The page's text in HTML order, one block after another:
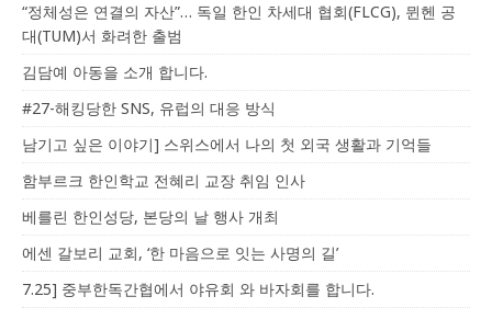
“정체성은 연결의 자산”… 독일 한인 차세대 협회(FLCG), 뮌헨 공
대(TUM)서 화려한 출범
김담예 아동을 소개 합니다.
#27-해킹당한 SNS, 유럽의 대응 방식
남기고 싶은 이야기] 스위스에서 나의 첫 외국 생활과 기억들
함부르크 한인학교 전혜리 교장 취임 인사
베를린 한인성당, 본당의 날 행사 개최
에센 갈보리 교회, ‘한 마음으로 잇는 사명의 길’
7.25] 중부한독간협에서 야유회 와 바자회를 합니다.